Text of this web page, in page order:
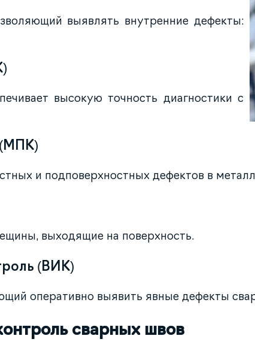
выявлять внутренние дефекты:
высокую точность диагностики с
(МПК)
и подповерхностных дефектов в
выходящие на поверхность.
(ВИК)
оперативно выявить явные дефекты
сварных швов